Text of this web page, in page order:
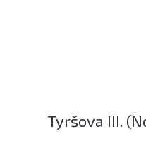
Tyršova III.